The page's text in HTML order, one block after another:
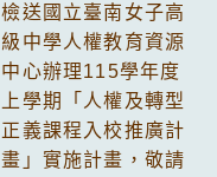
檢送國立臺南女子高
級中學人權教育資源
中心辦理115學年度
上學期「人權及轉型
正義課程入校推廣計
畫」實施計畫，敬請